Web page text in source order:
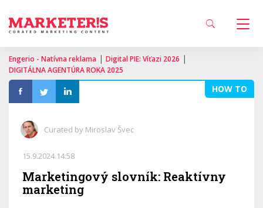
Engerio - Natívna reklama | Digital PIE: Víťazi 2026 |
DIGITÁLNA AGENTÚRA ROKA 2025
HOW TO
Curated by Miroslav Švec
15.9.2024 14:58
Marketingový slovník: Reaktívny
marketing